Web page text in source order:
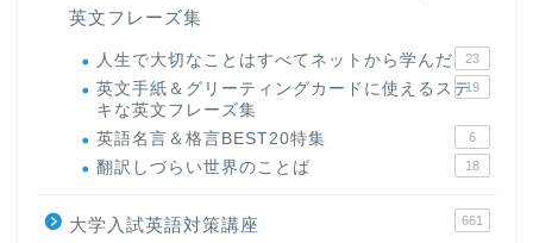
英文フレーズ集
人生で大切なことはすべてネットから学んだ 23
英文手紙＆グリーティングカードに使えるステ
キな英文フレーズ集
19
英語名言＆格言BEST20特集 6
翻訳しづらい世界のことば 18
大学入試英語対策講座 661